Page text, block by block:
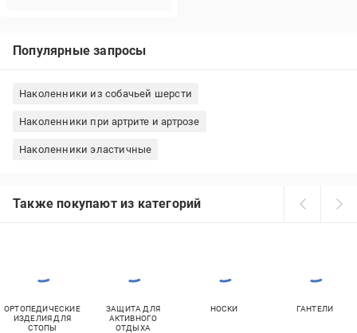
Популярные запросы
Наколенники из собачьей шерсти
Наколенники при артрите и артрозе
Наколенники эластичные
Также покупают из категорий
ОРТОПЕДИЧЕСКИЕ
ИЗДЕЛИЯ ДЛЯ
СТОПЫ
ЗАЩИТА ДЛЯ
АКТИВНОГО
ОТДЫХА
НОСКИ ГАНТЕЛИ